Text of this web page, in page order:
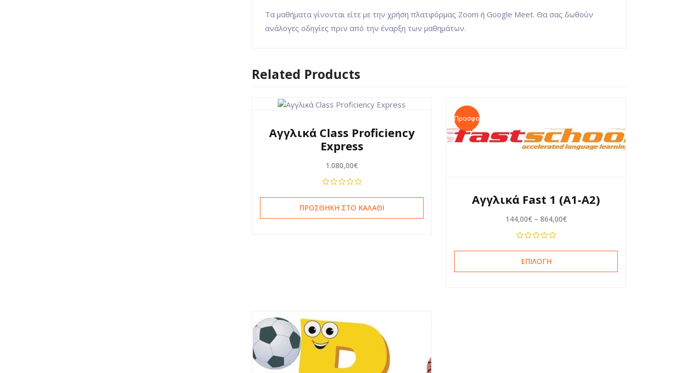
Τα μαθήματα γίνονται είτε με την χρήση πλατφόρμας Zoom ή Google Meet. Θα σας δωθούν
ανάλογες οδηγίες πριν από την έναρξη των μαθημάτων.
Related Products
Αγγλικά Class Proficiency
Express
1.080,00€
ΠΡΟΣΘΉΚΗ ΣΤΟ ΚΑΛΆΘΙ
Αγγλικά Fast 1 (A1-A2)
144,00€ – 864,00€
ΕΠΙΛΟΓΉ
Προσφορά!